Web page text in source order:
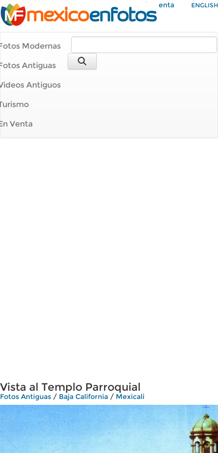
Mi Cuenta ENGLISH
Modernas
Antiguas
Antiguos
Venta
Vista al Templo Parroquial
Fotos Antiguas / Baja California / Mexicali